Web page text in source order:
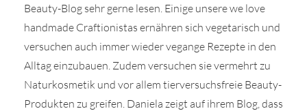
Beauty-Blog sehr gerne lesen. Einige unsere we love
handmade Craftionistas ernähren sich vegetarisch und
versuchen auch immer wieder vegange Rezepte in den
Alltag einzubauen. Zudem versuchen sie vermehrt zu
Naturkosmetik und vor allem tierversuchsfreie Beauty-
Produkten zu greifen. Daniela zeigt auf ihrem Blog, dass